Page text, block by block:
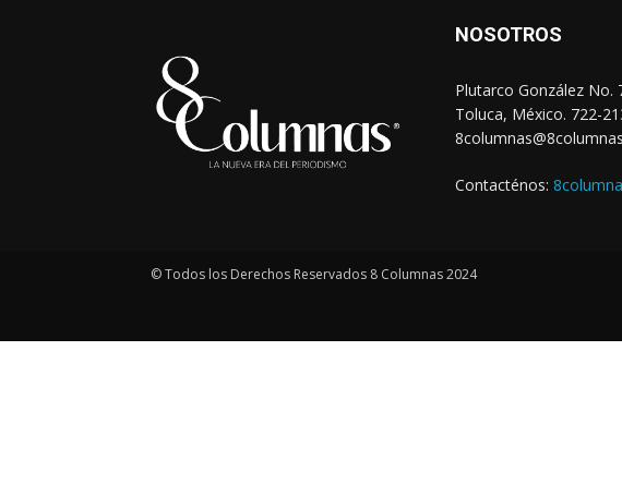
NOSOTROS
Plutarco González No.
Toluca, México. 722-
Contacténos:
© Todos los Derechos Reservados 8 Columnas 2024